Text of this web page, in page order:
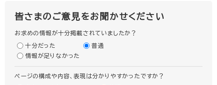
皆さまのご意見をお聞かせください
お求めの情報が十分掲載されていましたか？
十分だった
普通
情報が足りなかった
ページの構成や内容、表現は分かりやすかったですか？